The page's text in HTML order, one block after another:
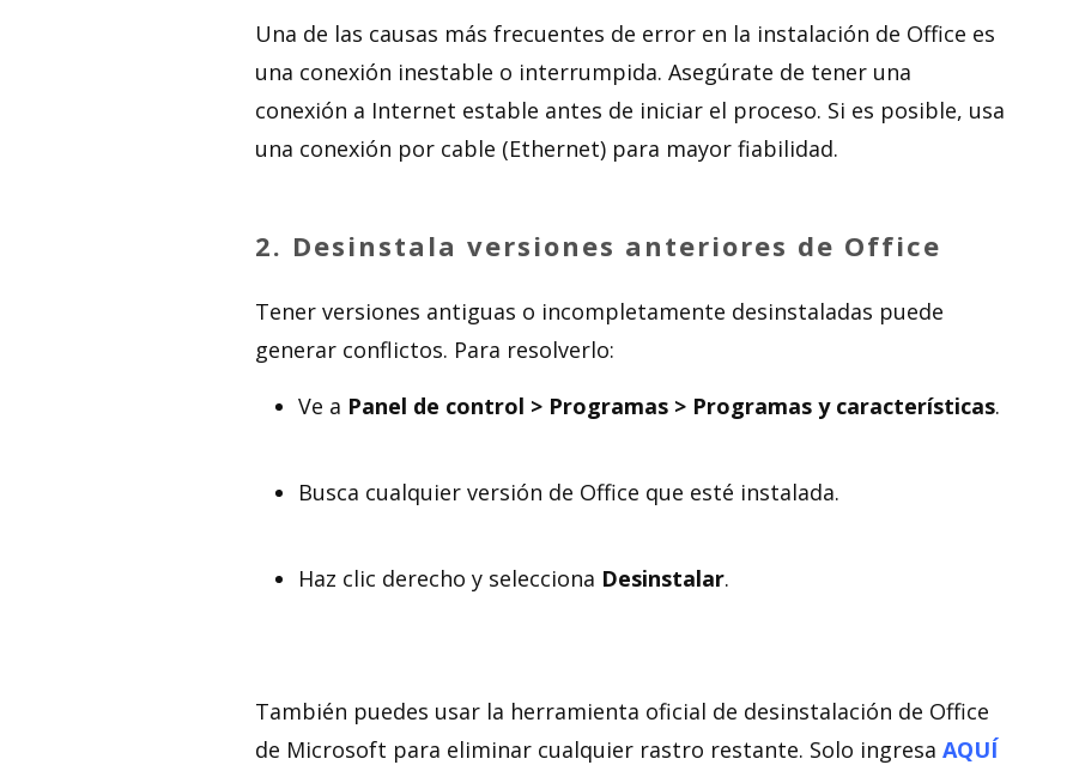
Una de las causas más frecuentes de error en la instalación de Office es
una conexión inestable o interrumpida. Asegúrate de tener una
conexión a Internet estable antes de iniciar el proceso. Si es posible, usa
una conexión por cable (Ethernet) para mayor fiabilidad.
2. Desinstala versiones anteriores de Office
Tener versiones antiguas o incompletamente desinstaladas puede
generar conflictos. Para resolverlo:
Ve a Panel de control > Programas > Programas y características.
Busca cualquier versión de Office que esté instalada.
Haz clic derecho y selecciona Desinstalar.
También puedes usar la herramienta oficial de desinstalación de Office
de Microsoft para eliminar cualquier rastro restante. Solo ingresa AQUÍ